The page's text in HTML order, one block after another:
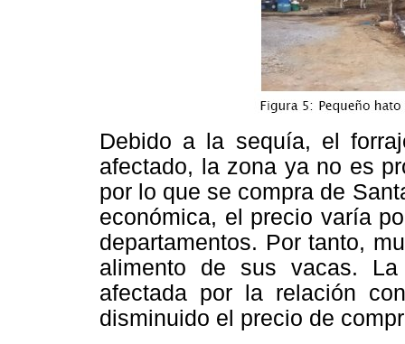
Debido a la sequía, el
afectado, la zona ya no es
por lo que se compra de
económica, el precio varía
departamentos. Por tanto,
alimento de sus vacas.
afectada por la relación
disminuido el precio de